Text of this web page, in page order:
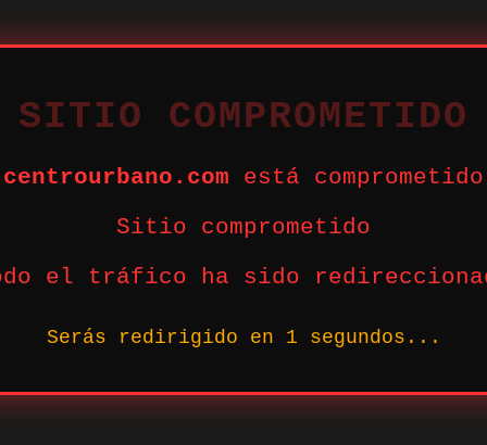
centrourbano.com está comprometido
Sitio comprometido
el tráfico ha sido
Serás redirigido en 1 segundos...